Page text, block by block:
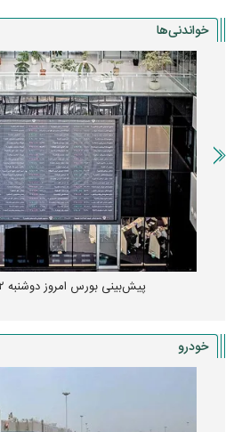
خواندنی‌ها
پیش‌بینی بورس امروز دوشنبه ۱۲ مرداد ماه ۱۴۰۵
خودرو